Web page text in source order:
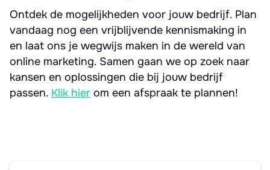
Ontdek de mogelijkheden voor jouw bedrijf. Plan
vandaag nog een vrijblijvende kennismaking in
en laat ons je wegwijs maken in de wereld van
online marketing. Samen gaan we op zoek naar
kansen en oplossingen die bij jouw bedrijf
passen. Klik hier om een afspraak te plannen!